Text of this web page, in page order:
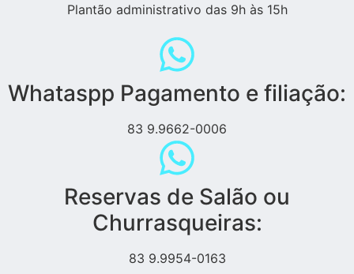
Plantão administrativo das 9h às 15h
Whataspp Pagamento e filiação:
83 9.9662-0006
Reservas de Salão ou
Churrasqueiras:
83 9.9954-0163